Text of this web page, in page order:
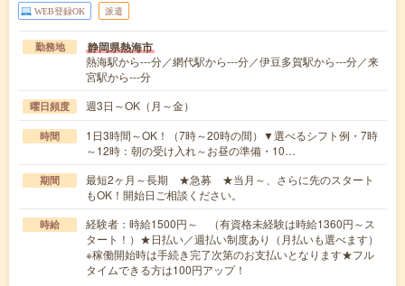
WEB登録OK 派遣
勤務地 静岡県熱海市
熱海駅から---分／網代駅から---分／伊豆多賀駅から---分／来
宮駅から---分
曜日頻度 週3日～OK（月～金）
時間
1日3時間～OK！（7時～20時の間）▼選べるシフト例・7時
～12時：朝の受け入れ～お昼の準備・10…
期間
最短2ヶ月～長期 ★急募 ★当月～、さらに先のスタート
もOK！開始日ご相談ください。
時給
経験者：時給1500円～ （有資格未経験は時給1360円～ス
タート！）★日払い／週払い制度あり（月払いも選べます）
※稼働開始時は手続き完了次第のお支払いとなります★フル
タイムできる方は100円アップ！